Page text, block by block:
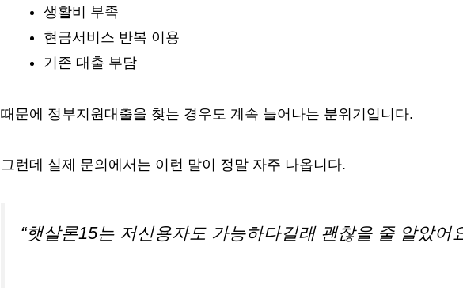
생활비 부족
현금서비스 반복 이용
기존 대출 부담
때문에 정부지원대출을 찾는 경우도 계속 늘어나는 분위기입니다.
그런데 실제 문의에서는 이런 말이 정말 자주 나옵니다.
“햇살론15는 저신용자도 가능하다길래 괜찮을 줄 알았어